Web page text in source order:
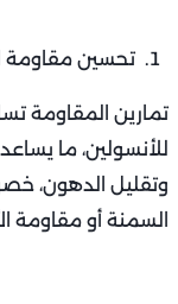
تحسين مقاومة
تمارين المقاومة
للأنسولين، ما
وتقليل الدهون،
السمنة أو مقاومة